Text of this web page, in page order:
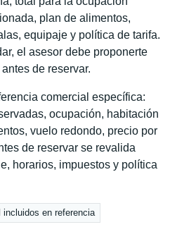
plan de alimentos,
equipaje y política de tarifa.
el asesor debe proponerte
de reservar.
comercial específica:
ocupación, habitación
vuelo redondo, precio por
de reservar se revalida
horarios, impuestos y política
incluidos en referencia